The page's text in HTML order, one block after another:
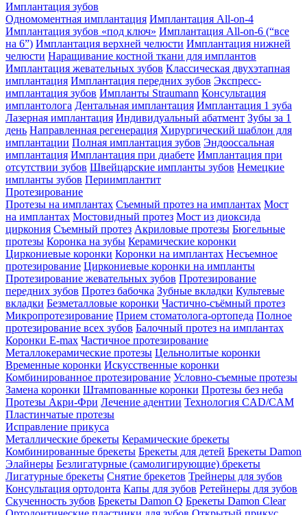
Имплантация зубов
Одномоментная имплантация Имплантация All-on-4
Имплантация зубов «под ключ» Имплантация All-on-6 (“все
на 6”) Имплантация верхней челюсти Имплантация нижней
челюсти Наращивание костной ткани для имплантов
Имплантация жевательных зубов Классическая двухэтапная
имплантация Имплантация передних зубов Экспресс-
имплантация зубов Импланты Straumann Консультация
имплантолога Дентальная имплантация Имплантация 1 зуба
Лазерная имплантация Индивидуальный абатмент Зубы за 1
день Направленная регенерация Хирургический шаблон для
имплантации Полная имплантация зубов Эндооссальная
имплантация Имплантация при диабете Имплантация при
отсутствии зубов Швейцарские импланты зубов Немецкие
импланты зубов Периимплантит
Протезирование
Протезы на имплантах Съемный протез на имплантах Мост
на имплантах Мостовидный протез Мост из диоксида
циркония Съемный протез Акриловые протезы Бюгельные
протезы Коронка на зубы Керамические коронки
Циркониевые коронки Коронки на имплантах Несъемное
протезирование Циркониевые коронки на импланты
Протезирование жевательных зубов Протезирование
передних зубов Протез бабочка Зубные вкладки Культевые
вкладки Безметалловые коронки Частично-съёмный протез
Микропротезирование Прием стоматолога-ортопеда Полное
протезирование всех зубов Балочный протез на имплантах
Коронки E-max Частичное протезирование
Металлокерамические протезы Цельнолитые коронки
Временные коронки Искусственные коронки
Комбинированное протезирование Условно-съемные протезы
Замена коронки Штампованные коронки Протезы без неба
Протезы Акри-Фри Лечение адентии Технология CAD/CAM
Пластинчатые протезы
Исправление прикуса
Металлические брекеты Керамические брекеты
Комбинированные брекеты Брекеты для детей Брекеты Damon
Элайнеры Безлигатурные (самолигирующие) брекеты
Лигатурные брекеты Снятие брекетов Трейнеры для зубов
Консультация ортодонта Капы для зубов Ретейнеры для зубов
Скученность зубов Брекеты Damon Q Брекеты Damon Clear